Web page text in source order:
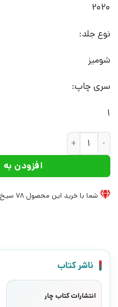
2020
نوع جلد:
شومیز
سری چاپ:
1
کتاب برگی و پاییز | انتشارات
افزودن
شما با خرید این محصول 78
ناشر کتاب
انتشارات کتاب چار